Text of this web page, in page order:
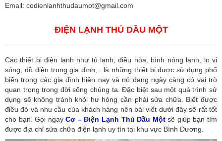
Email: codienlanhthudaumot@gmail.com
ĐIỆN LẠNH THỦ DẦU MỘT
Các thiết bị điện lạnh như tủ lạnh, điều hòa, bình nóng lạnh, lo vi
sóng, đồ điện trong gia đình,.. là những thiết bị được sử dụng phổ
biến trong các gia đình hiện nay và nó đang ngày càng có vai trò
quan trọng trong đời sống chúng ta. Đặc biệt sau một quá trình sử
dụng sẽ không tránh khỏi hư hỏng cần phải sửa chữa. Biết được
điều đó và nhu cầu của khách hàng nên bài viết dưới đây sẽ rất tốt
cho bạn. Gọi ngayCơ – Điện Lạnh Thủ Dầu Một sẽ giúp bạn tìm
được địa chỉ sửa chữa điện lạnh uy tín tại khu vực Bình Dương.